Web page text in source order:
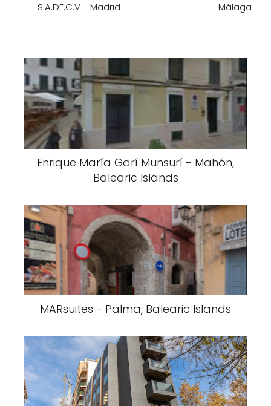
S.A.DE.C.V - Madrid
Málaga
Enrique María Garí Munsurí - Mahón,
Balearic Islands
MARsuites - Palma, Balearic Islands